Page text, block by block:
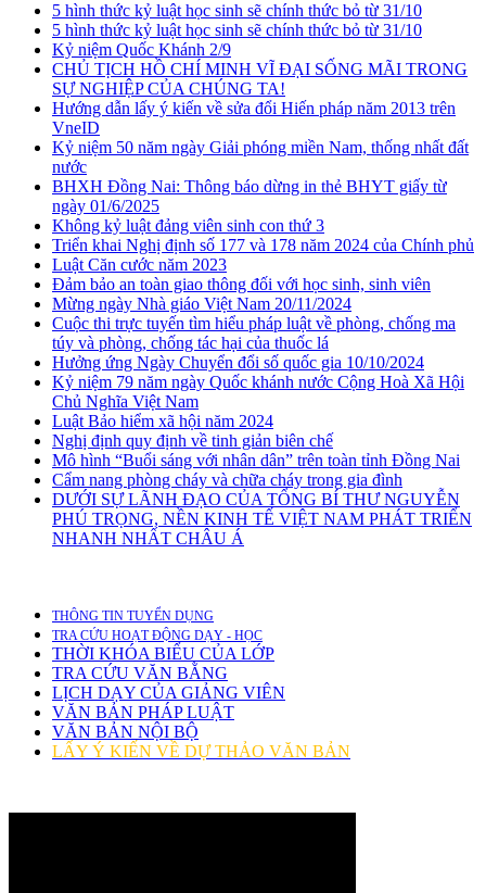
5 hình thức kỷ luật học sinh sẽ chính thức bỏ từ 31/10
5 hình thức kỷ luật học sinh sẽ chính thức bỏ từ 31/10
Kỷ niệm Quốc Khánh 2/9
CHỦ TỊCH HỒ CHÍ MINH VĨ ĐẠI SỐNG MÃI TRONG
SỰ NGHIỆP CỦA CHÚNG TA!
Hướng dẫn lấy ý kiến về sửa đổi Hiến pháp năm 2013 trên
VneID
Kỷ niệm 50 năm ngày Giải phóng miền Nam, thống nhất đất
nước
BHXH Đồng Nai: Thông báo dừng in thẻ BHYT giấy từ
ngày 01/6/2025
Không kỷ luật đảng viên sinh con thứ 3
Triển khai Nghị định số 177 và 178 năm 2024 của Chính phủ
Luật Căn cước năm 2023
Đảm bảo an toàn giao thông đối với học sinh, sinh viên
Mừng ngày Nhà giáo Việt Nam 20/11/2024
Cuộc thi trực tuyến tìm hiểu pháp luật về phòng, chống ma
túy và phòng, chống tác hại của thuốc lá
Hưởng ứng Ngày Chuyển đổi số quốc gia 10/10/2024
Kỷ niệm 79 năm ngày Quốc khánh nước Cộng Hoà Xã Hội
Chủ Nghĩa Việt Nam
Luật Bảo hiểm xã hội năm 2024
Nghị định quy định về tinh giản biên chế
Mô hình “Buổi sáng với nhân dân” trên toàn tỉnh Đồng Nai
Cẩm nang phòng cháy và chữa cháy trong gia đình
DƯỚI SỰ LÃNH ĐẠO CỦA TỔNG BÍ THƯ NGUYỄN
PHÚ TRỌNG, NỀN KINH TẾ VIỆT NAM PHÁT TRIỂN
NHANH NHẤT CHÂU Á
THÔNG TIN TUYỂN DỤNG
TRA CỨU HOẠT ĐỘNG DẠY - HỌC
THỜI KHÓA BIỂU CỦA LỚP
TRA CỨU VĂN BẰNG
LỊCH DẠY CỦA GIẢNG VIÊN
VĂN BẢN PHÁP LUẬT
VĂN BẢN NỘI BỘ
LẤY Ý KIẾN VỀ DỰ THẢO VĂN BẢN